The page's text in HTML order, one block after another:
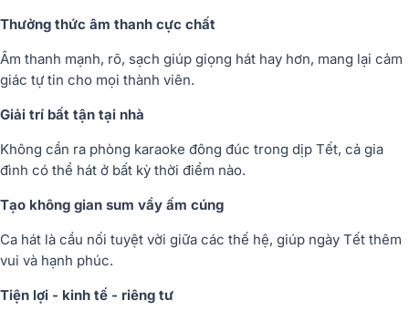
Thưởng thức âm thanh cực chất
Âm thanh mạnh, rõ, sạch giúp giọng hát hay hơn, mang lại cảm
giác tự tin cho mọi thành viên.
Giải trí bất tận tại nhà
Không cần ra phòng karaoke đông đúc trong dịp Tết, cả gia
đình có thể hát ở bất kỳ thời điểm nào.
Tạo không gian sum vầy ấm cúng
Ca hát là cầu nối tuyệt vời giữa các thế hệ, giúp ngày Tết thêm
vui và hạnh phúc.
Tiện lợi - kinh tế - riêng tư